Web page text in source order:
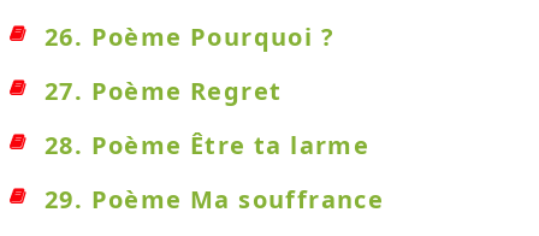
26. Poème Pourquoi ?
27. Poème Regret
28. Poème Être ta larme
29. Poème Ma souffrance